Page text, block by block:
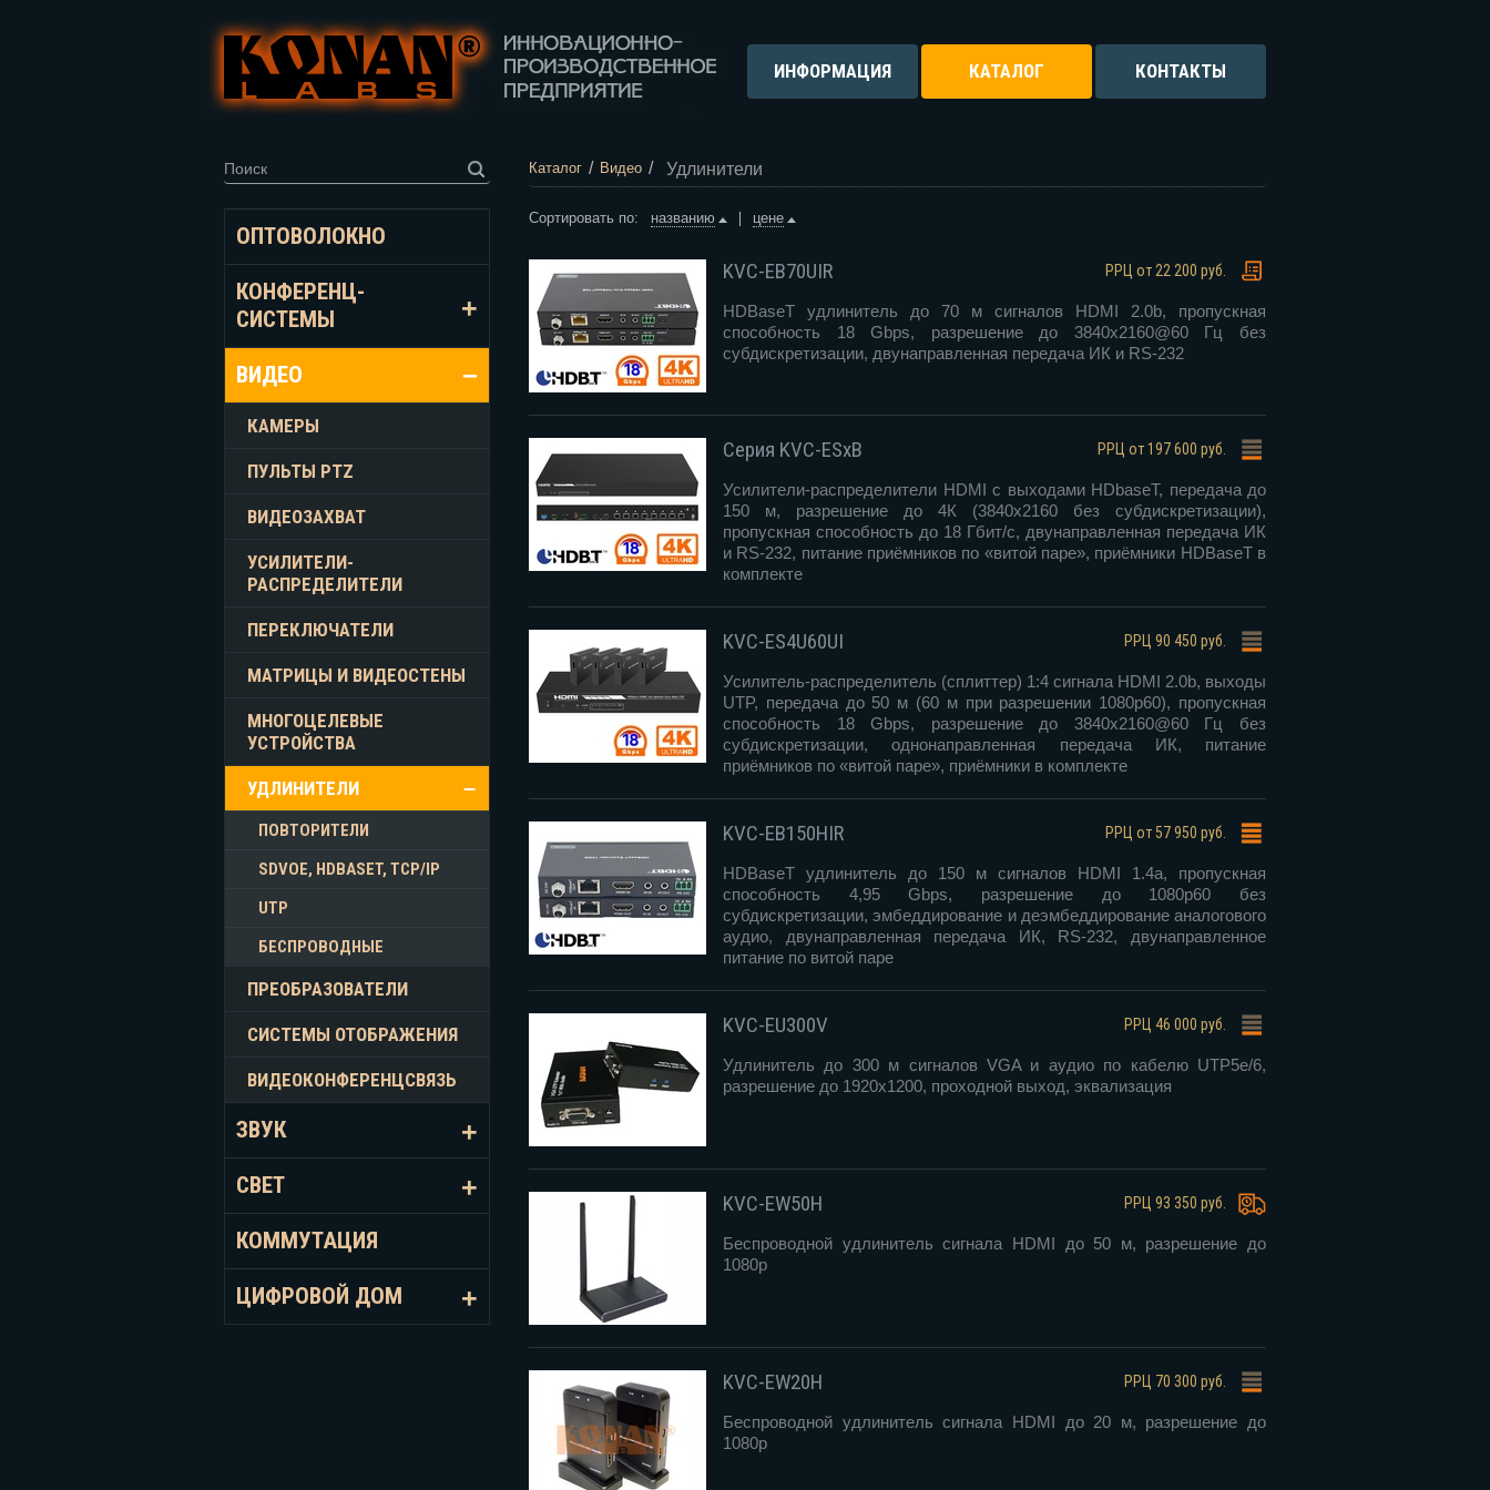
ИНФОРМАЦИЯ КАТАЛОГ КОНТАКТЫ
ОПТОВОЛОКНО
КОНФЕРЕНЦ-
СИСТЕМЫ
ВИДЕО
КАМЕРЫ
ПУЛЬТЫ PTZ
ВИДЕОЗАХВАТ
УСИЛИТЕЛИ-
РАСПРЕДЕЛИТЕЛИ
ПЕРЕКЛЮЧАТЕЛИ
МАТРИЦЫ И ВИДЕОСТЕНЫ
МНОГОЦЕЛЕВЫЕ
УСТРОЙСТВА
УДЛИНИТЕЛИ
ПОВТОРИТЕЛИ
SDVOE, HDBASET, TCP/IP
UTP
БЕСПРОВОДНЫЕ
ПРЕОБРАЗОВАТЕЛИ
СИСТЕМЫ ОТОБРАЖЕНИЯ
ВИДЕОКОНФЕРЕНЦСВЯЗЬ
ЗВУК
СВЕТ
КОММУТАЦИЯ
ЦИФРОВОЙ ДОМ
Каталог / Видео / Удлинители
Сортировать по: названию цене
KVC-EB70UIR РРЦ от 22 200 руб.
HDBaseT удлинитель до 70 м сигналов HDMI 2.0b, пропускная
способность 18 Gbps, разрешение до 3840х2160@60 Гц без
субдискретизации, двунаправленная передача ИК и RS-232
Серия KVC-ESxB РРЦ от 197 600 руб.
Усилители-распределители HDMI с выходами HDbaseT, передача до
150 м, разрешение до 4К (3840х2160 без субдискретизации),
пропускная способность до 18 Гбит/с, двунаправленная передача ИК
и RS-232, питание приёмников по «витой паре», приёмники HDBaseT в
комплекте
KVC-ES4U60UI РРЦ 90 450 руб.
Усилитель-распределитель (сплиттер) 1:4 сигнала HDMI 2.0b, выходы
UTP, передача до 50 м (60 м при разрешении 1080p60), пропускная
способность 18 Gbps, разрешение до 3840х2160@60 Гц без
субдискретизации, однонаправленная передача ИК, питание
приёмников по «витой паре», приёмники в комплекте
KVC-EB150HIR РРЦ от 57 950 руб.
HDBaseT удлинитель до 150 м сигналов HDMI 1.4a, пропускная
способность 4,95 Gbps, разрешение до 1080p60 без
субдискретизации, эмбеддирование и деэмбеддирование аналогового
аудио, двунаправленная передача ИК, RS-232, двунаправленное
питание по витой паре
KVC-EU300V РРЦ 46 000 руб.
Удлинитель до 300 м сигналов VGA и аудио по кабелю UTP5e/6,
разрешение до 1920х1200, проходной выход, эквализация
KVC-EW50H РРЦ 93 350 руб.
Беспроводной удлинитель сигнала HDMI до 50 м, разрешение до
1080p
KVC-EW20H РРЦ 70 300 руб.
Беспроводной удлинитель сигнала HDMI до 20 м, разрешение до
1080p